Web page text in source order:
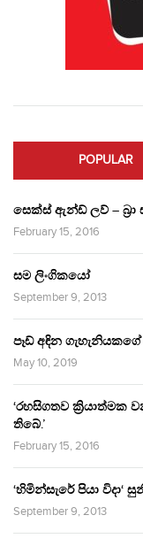
POPULAR
සෙක්ස් ඇන්ඩ් ලව් – බ්‍රා
February 15, 2016
සම ලිංගිකයෝ
September 9, 2013
පෑඩ් අඳින
May 10, 2019
‘රහසිගතව ක්‍රියාත්මක
තිබේ.’
February 15, 2016
‘හිමින්සැරේ පියා විදා‘
September 9, 2013